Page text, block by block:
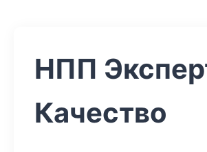
НПП
Качество